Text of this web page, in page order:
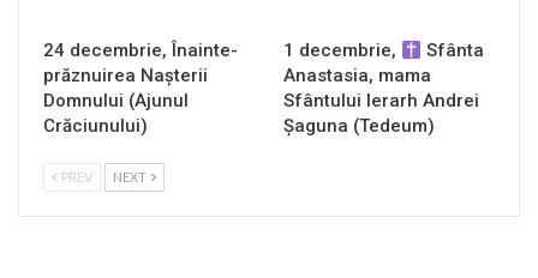
24 decembrie, Înainte-
prăznuirea Naşterii
Domnului (Ajunul
Crăciunului)
1 decembrie,
Sfânta
Anastasia, mama
Sfântului Ierarh Andrei
Șaguna (Tedeum)
PREV NEXT